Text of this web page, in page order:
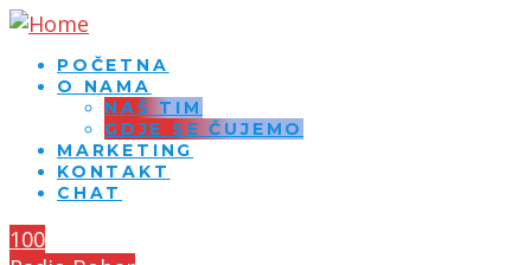
POČETNA
O NAMA
NAŠ TIM
GDJE SE ČUJEMO
MARKETING
KONTAKT
CHAT
100